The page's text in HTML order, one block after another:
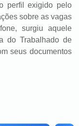
perfil exigido pelo
sobre as vagas
surgiu aquele
do Trabalhado de
seus documentos